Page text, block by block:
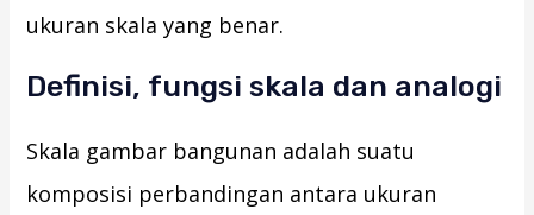
ukuran skala yang benar.
Definisi, fungsi skala dan analogi
Skala gambar bangunan adalah suatu
komposisi perbandingan antara ukuran